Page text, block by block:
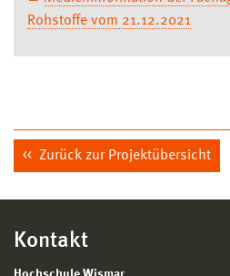
Rohstoffe vom 21.12.2021
Zurück zur Projektübersicht
Kontakt